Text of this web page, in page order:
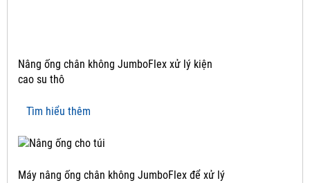
Nâng ống chân không JumboFlex xử lý kiện
cao su thô
Tìm hiểu thêm
Máy nâng ống chân không JumboFlex để xử lý